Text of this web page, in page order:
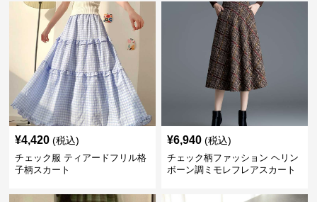
¥4,420 (税込)
チェック服 ティアードフリル格
子柄スカート
¥6,940 (税込)
チェック柄ファッション ヘリン
ボーン調ミモレフレアスカート